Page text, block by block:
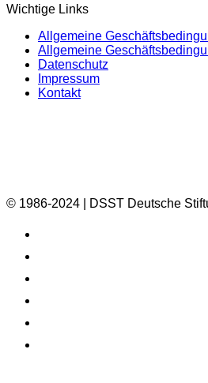
Wichtige Links
Allgemeine
Allgemeine
Datenschutz
Impressum
Kontakt
© 1986-2024 | DSST Deutsche